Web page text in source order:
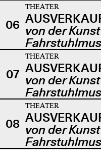
06
THEATER
von der
07
THEATER
von der
08
THEATER
von der